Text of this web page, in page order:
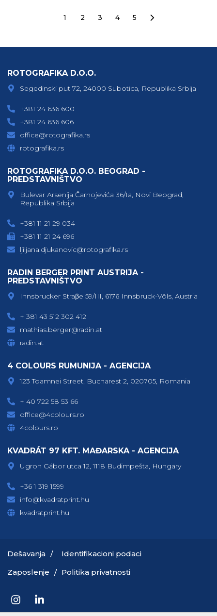
1 2 3 4 5
ROTOGRAFIKA D.O.O.
Segedinski put 72, 24000 Subotica, Republika Srbija
+381 24 636 600
+381 24 636 606
office@rotografika.rs
rotografika.rs
ROTOGRAFIKA D.O.O. BEOGRAD -
PREDSTAVNIŠTVO
Bulevar Arsenija Čarnojevića 36/1a, Novi Beograd,
Republika Srbija
+381 11 21 29 034
+381 11 21 24 696
ljiljana.djukanovic@rotografika.rs
RADIN BERGER PRINT AUSTRIJA -
PREDSTAVNIŠTVO
Innsbrucker Straβe 59/III, 6176 Innsbruck-Völs, Austria
+ 381 43 512 302 412
mathias.berger@radin.at
radin.at
4 COLOURS RUMUNIJA - AGENCIJA
123 Toamnei Street, Bucharest 2, 020705, Romania
+ 40 722 58 53 66
office@4colours.ro
4colours.ro
KVADRÁT 97 KFT. MAĐARSKA - AGENCIJA
Ugron Gábor utca 12, 1118 Budimpešta, Hungary
+36 1 319 1599
info@kvadratprint.hu
kvadratprint.hu
Dešavanja
Identifikacioni podaci
Zaposlenje
Politika privatnosti